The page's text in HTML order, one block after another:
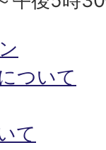
ついて
て